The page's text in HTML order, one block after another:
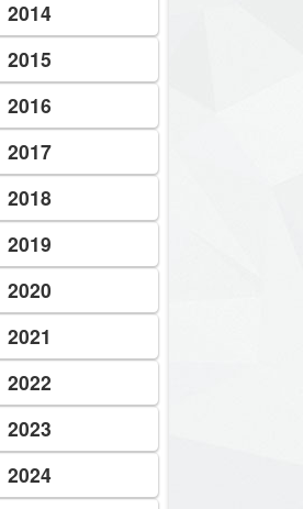
2014
2015
2016
2017
2018
2019
2020
2021
2022
2023
2024